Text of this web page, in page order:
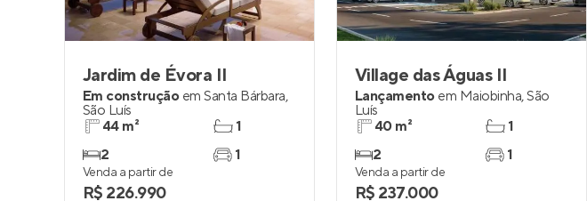
Entrar no Apto
Jardim de Évora II
Em construção em Santa Bárbara,
São Luís
44 m²
2
1
1
Venda a partir de
R$ 226.990
Village das Águas II
Lançamento em Maiobinha,São
Luís
40 m²
2
1
1
Venda a partir de
R$ 237.000